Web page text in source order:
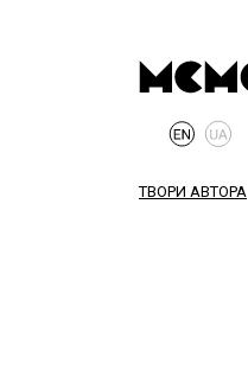
ТВОРИ АВТОРА